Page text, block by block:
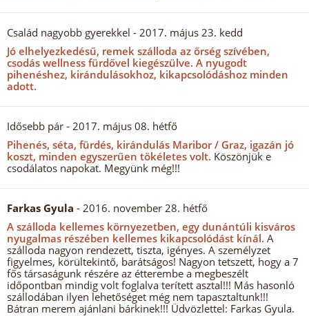
Család nagyobb gyerekkel - 2017. május 23. kedd
Jó elhelyezkedésű, remek szálloda az őrség szívében,
csodás wellness fürdővel kiegészülve. A nyugodt
pihenéshez, kirándulásokhoz, kikapcsolódáshoz minden
adott.
Idősebb pár - 2017. május 08. hétfő
Pihenés, séta, fürdés, kirándulás Maribor / Graz, igazán jó
koszt, minden egyszerűen tökéletes volt. Köszönjük e
csodálatos napokat. Megyünk még!!!
Farkas Gyula - 2016. november 28. hétfő
A szálloda kellemes környezetben, egy dunántúli kisváros
nyugalmas részében kellemes kikapcsolódást kínál. A
szálloda nagyon rendezett, tiszta, igényes. A személyzet
figyelmes, körültekintő, barátságos! Nagyon tetszett, hogy a 7
fős társaságunk részére az étterembe a megbeszélt
időpontban mindig volt foglalva terített asztal!!! Más hasonló
szállodában ilyen lehetőséget még nem tapasztaltunk!!!
Bátran merem ajánlani bárkinek!!! Üdvözlettel: Farkas Gyula.